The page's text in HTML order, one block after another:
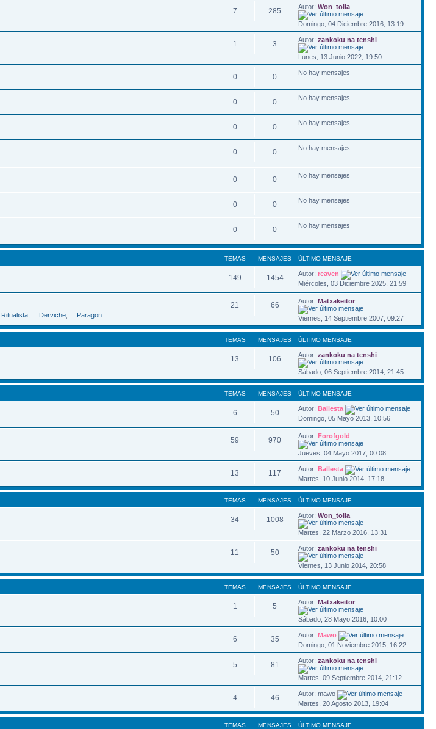
7 285 Autor:Won_tolla
Domingo, 04 Diciembre 2016, 13:19
1 3 Autor:zankoku na tenshi
Lunes, 13 Junio 2022, 19:50
0 0 No hay mensajes
0 0 No hay mensajes
0 0 No hay mensajes
0 0 No hay mensajes
0 0 No hay mensajes
0 0 No hay mensajes
0 0 No hay mensajes
TEMAS MENSAJES ÚLTIMO MENSAJE
149 1454 Autor:reaven
Miércoles, 03 Diciembre 2025, 21:59
Ritualista Derviche Paragon
21 66 Autor:Matxakeitor
Viernes, 14 Septiembre 2007, 09:27
TEMAS MENSAJES ÚLTIMO MENSAJE
13 106 Autor:zankoku na tenshi
Sábado, 06 Septiembre 2014, 21:45
TEMAS MENSAJES ÚLTIMO MENSAJE
6 50 Autor:Ballesta
Domingo, 05 Mayo 2013, 10:56
59 970 Autor:Forofgold
Jueves, 04 Mayo 2017, 00:08
13 117 Autor:Ballesta
Martes, 10 Junio 2014, 17:18
TEMAS MENSAJES ÚLTIMO MENSAJE
34 1008 Autor:Won_tolla
Martes, 22 Marzo 2016, 13:31
11 50 Autor:zankoku na tenshi
Viernes, 13 Junio 2014, 20:58
TEMAS MENSAJES ÚLTIMO MENSAJE
1 5 Autor:Matxakeitor
Sábado, 28 Mayo 2016, 10:00
6 35 Autor:Mawo
Domingo, 01 Noviembre 2015, 16:22
5 81 Autor:zankoku na tenshi
Martes, 09 Septiembre 2014, 21:12
4 46
Autor: mawo
Martes, 20 Agosto 2013, 19:04
TEMAS MENSAJES ÚLTIMO MENSAJE